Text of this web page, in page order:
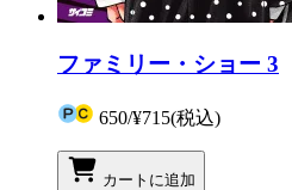
ファミリー・ショー 3
650/¥715(税込)
カートに追加